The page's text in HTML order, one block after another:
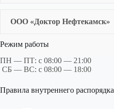
ООО «Доктор Нефтекамск»
Режим работы
ПН — ПТ: с 08:00 — 21:00
СБ — ВС: с 08:00 — 18:00
Правила внутреннего распорядка